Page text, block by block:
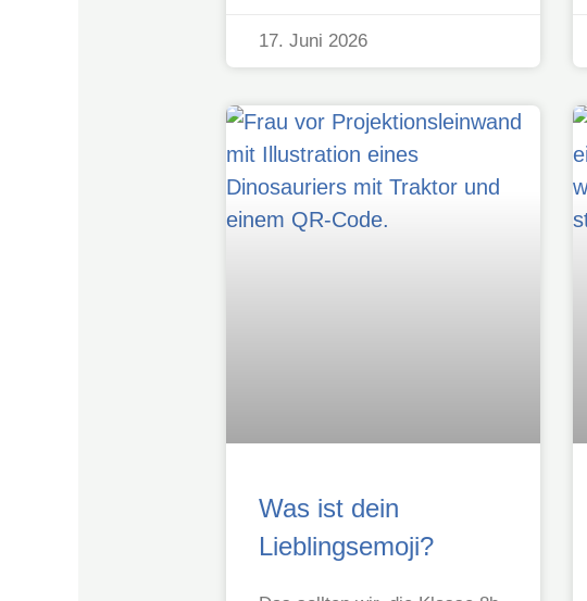
17. Juni 2026
Was ist dein
Lieblingsemoji?